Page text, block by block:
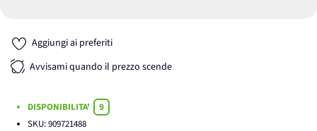
Aggiungi ai preferiti
Avvisami quando il prezzo scende
DISPONIBILITA'
9
SKU:909721488